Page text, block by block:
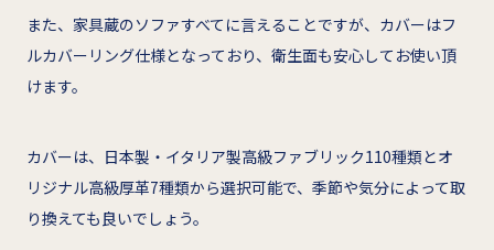
また、家具蔵のソファすべてに言えることですが、カバーはフ
ルカバーリング仕様となっており、衛生面も安心してお使い頂
けます。
カバーは、日本製・イタリア製高級ファブリック110種類とオ
リジナル高級厚革7種類から選択可能で、季節や気分によって取
り換えても良いでしょう。